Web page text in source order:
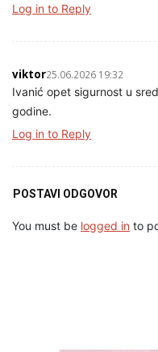
Log in to Reply
viktor25.06.2026 19:32
Ivanić opet sigurnost u
godine.
Log in to Reply
POSTAVI ODGOVOR
You must be logged in to